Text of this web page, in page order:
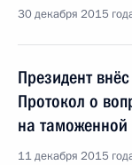
30 декабря 2015
Президент
Протокол о
на
11 декабря 2015